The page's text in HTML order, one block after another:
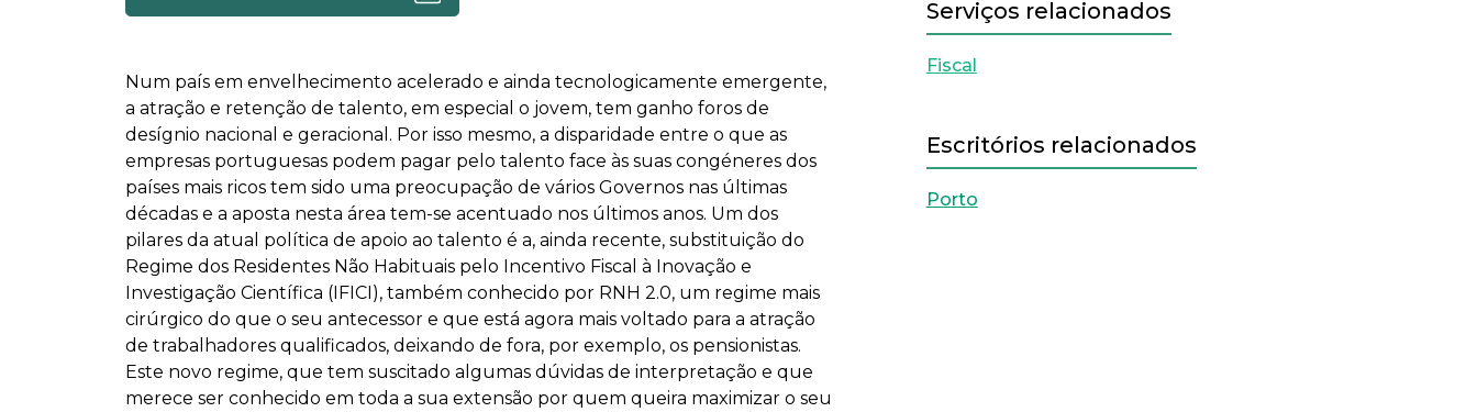
Num país em envelhecimento acelerado e ainda tecnologicamente emergente,
a atração e retenção de talento, em especial o jovem, tem ganho foros de
desígnio nacional e geracional. Por isso mesmo, a disparidade entre o que as
empresas portuguesas podem pagar pelo talento face às suas congéneres dos
países mais ricos tem sido uma preocupação de vários Governos nas últimas
décadas e a aposta nesta área tem-se acentuado nos últimos anos. Um dos
pilares da atual política de apoio ao talento é a, ainda recente, substituição do
Regime dos Residentes Não Habituais pelo Incentivo Fiscal à Inovação e
Investigação Científica (IFICI), também conhecido por RNH 2.0, um regime mais
cirúrgico do que o seu antecessor e que está agora mais voltado para a atração
de trabalhadores qualificados, deixando de fora, por exemplo, os pensionistas.
Este novo regime, que tem suscitado algumas dúvidas de interpretação e que
merece ser conhecido em toda a sua extensão por quem queira maximizar o seu
Serviços relacionados
Fiscal
Escritórios relacionados
Porto